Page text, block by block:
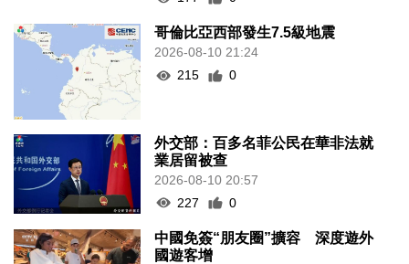
哥倫比亞西部發生7.5級地震
2026-08-10 21:24
215
0
外交部：百多名菲公民在華非法就
業居留被查
2026-08-10 20:57
227
0
中國免簽“朋友圈”擴容 深度遊外
國遊客增